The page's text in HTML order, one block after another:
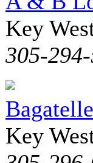
Key
305-
Bagatelle
Key